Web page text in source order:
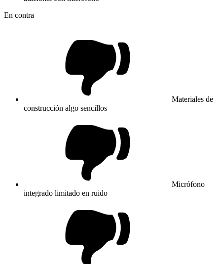
En contra
Materiales de
construcción algo sencillos
Micrófono
integrado limitado en ruido